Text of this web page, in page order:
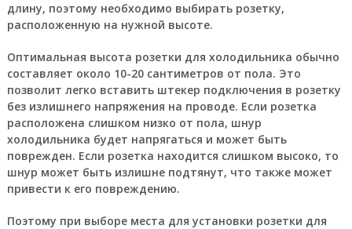
длину, поэтому необходимо выбирать розетку,
расположенную на нужной высоте.
Оптимальная высота розетки для холодильника обычно
составляет около 10-20 сантиметров от пола. Это
позволит легко вставить штекер подключения в розетку
без излишнего напряжения на проводе. Если розетка
расположена слишком низко от пола, шнур
холодильника будет напрягаться и может быть
поврежден. Если розетка находится слишком высоко, то
шнур может быть излишне подтянут, что также может
привести к его повреждению.
Поэтому при выборе места для установки розетки для